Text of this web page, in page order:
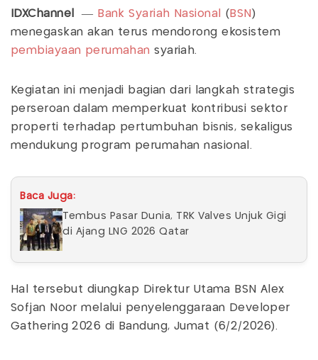
IDXChannel — Bank Syariah Nasional ( BSN )
menegaskan akan terus mendorong ekosistem
pembiayaan perumahan syariah.
Kegiatan ini menjadi bagian dari langkah strategis
perseroan dalam memperkuat kontribusi sektor
properti terhadap pertumbuhan bisnis, sekaligus
mendukung program perumahan nasional.
Baca Juga:
Tembus Pasar Dunia, TRK Valves Unjuk Gigi
di Ajang LNG 2026 Qatar
Hal tersebut diungkap Direktur Utama BSN Alex
Sofjan Noor melalui penyelenggaraan Developer
Gathering 2026 di Bandung, Jumat (6/2/2026).